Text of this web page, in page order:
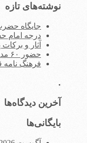
نوشته‌های تازه
جایگاه
درجه امام
آثار و
حضور ۶۰ مداح و سخنران سرشناس در اربعین امسال
فرهنگ نامه
.
آخرین دیدگاه‌ها
بایگانی‌ها